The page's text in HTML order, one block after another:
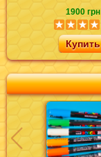
1900 грн
Купить